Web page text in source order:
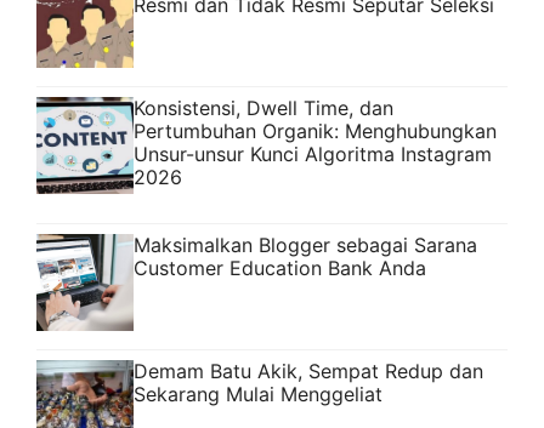
Resmi dan Tidak Resmi Seputar Seleksi
Konsistensi, Dwell Time, dan
Pertumbuhan Organik: Menghubungkan
Unsur-unsur Kunci Algoritma Instagram
2026
Maksimalkan Blogger sebagai Sarana
Customer Education Bank Anda
Demam Batu Akik, Sempat Redup dan
Sekarang Mulai Menggeliat